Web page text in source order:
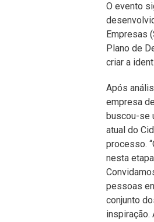
O evento
Empresas
Plano de
criar a
Após
empresa
buscou-se
atual do
processo.
nesta
pessoas
conjunto
inspiração.